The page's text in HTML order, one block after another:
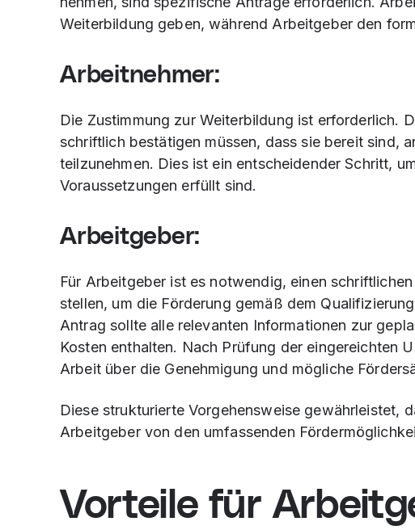
Weiterbildung geben, während Arbeitgeber den
Arbeitnehmer:
Die Zustimmung zur Weiterbildung ist erforderlich.
schriftlich bestätigen müssen, dass sie bereit sind,
teilzunehmen. Dies ist ein entscheidender Schritt,
Voraussetzungen erfüllt sind.
Arbeitgeber:
Für Arbeitgeber ist es notwendig, einen
stellen, um die Förderung gemäß dem
Antrag sollte alle relevanten Informationen zur
Kosten enthalten. Nach Prüfung der eingereichten
Arbeit über die Genehmigung und mögliche
Diese strukturierte Vorgehensweise gewährleistet,
Arbeitgeber von den umfassenden
Vorteile für